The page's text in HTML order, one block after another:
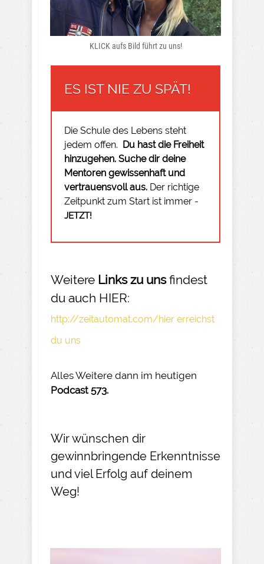
KLICK aufs Bild führt zu uns!
ES IST NIE ZU SPÄT!
Die Schule des Lebens steht
jedem offen.
Du hast die Freiheit
hinzugehen. Suche dir deine
Mentoren gewissenhaft und
vertrauensvoll aus. Der richtige
Zeitpunkt zum Start ist immer -
JETZT!
Weitere Links zu unsfindest
du auch HIER:
http://zeitautomat.com/hier erreichst
du uns
Alles Weitere dann im heutigen
Podcast 573.
Wir wünschen dir
gewinnbringende Erkenntnisse
und viel Erfolg auf deinem
Weg!